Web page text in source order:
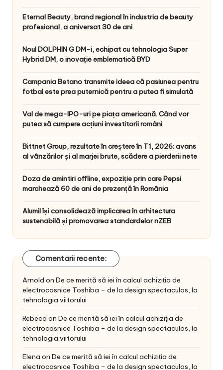
Eternal Beauty, brand regional în industria de beauty
profesional, a aniversat 30 de ani
Noul DOLPHIN G DM-i, echipat cu tehnologia Super
Hybrid DM, o inovație emblematică BYD
Campania Betano transmite ideea că pasiunea pentru
fotbal este prea puternică pentru a putea fi simulată
Val de mega-IPO-uri pe piața americană. Când vor
putea să cumpere acțiuni investitorii români
Bittnet Group, rezultate în creștere în T1, 2026: avans
al vânzărilor și al marjei brute, scădere a pierderii nete
Doza de amintiri offline, expoziție prin care Pepsi
marchează 60 de ani de prezență în România
Alumil își consolidează implicarea în arhitectura
sustenabilă și promovarea standardelor nZEB
Comentarii recente:
Arnold on De ce merită să iei în calcul achiziția de
electrocasnice Toshiba – de la design spectaculos, la
tehnologia viitorului
Rebeca on De ce merită să iei în calcul achiziția de
electrocasnice Toshiba – de la design spectaculos, la
tehnologia viitorului
Elena on De ce merită să iei în calcul achiziția de
electrocasnice Toshiba – de la design spectaculos, la